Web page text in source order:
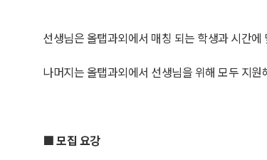
선생님은 올탭과외에서 매칭 되는 학생과 시간
나머지는 올탭과외에서 선생님을 위해 모두 지원
■ 모집 요강